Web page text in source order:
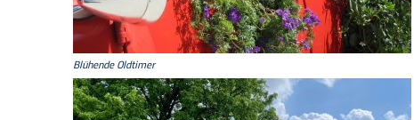
Blühende Oldtimer